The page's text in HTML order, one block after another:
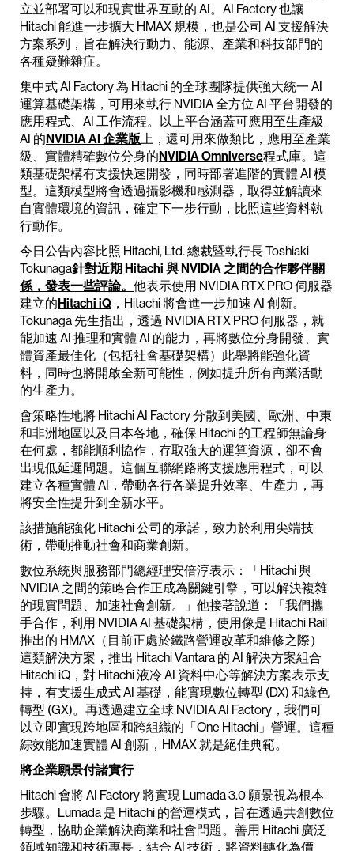
立並部署可以和現實世界互動的 AI。AI Factory 也讓
Hitachi 能進一步擴大 HMAX 規模，也是公司 AI 支援解決
方案系列，旨在解決行動力、能源、產業和科技部門的
各種疑難雜症。
集中式 AI Factory 為 Hitachi 的全球團隊提供強大統一 AI
運算基礎架構，可用來執行 NVIDIA 全方位 AI 平台開發的
應用程式、AI 工作流程。以上平台涵蓋可應用至生產級
AI 的NVIDIA AI 企業版上，還可用來做類比，應用至產業
級、實體精確數位分身的NVIDIA Omniverse程式庫。這
類基礎架構有支援快速開發，同時部署進階的實體 AI 模
型。這類模型將會透過攝影機和感測器，取得並解讀來
自實體環境的資訊，確定下一步行動，比照這些資料執
行動作。
今日公告內容比照 Hitachi, Ltd. 總裁暨執行長 Toshiaki
Tokunaga針對近期 Hitachi 與 NVIDIA 之間的合作夥伴關
係，發表一些評論。 他表示使用 NVIDIA RTX PRO 伺服器
建立的Hitachi iQ ，Hitachi 將會進一步加速 AI 創新。
Tokunaga 先生指出，透過 NVIDIA RTX PRO 伺服器，就
能加速 AI 推理和實體 AI 的能力，再將數位分身開發、實
體資產最佳化（包括社會基礎架構）此舉將能強化資
料，同時也將開啟全新可能性，例如提升所有商業活動
的生產力。
會策略性地將 Hitachi AI Factory 分散到美國、歐洲、中東
和非洲地區以及日本各地，確保 Hitachi 的工程師無論身
在何處，都能順利協作，存取強大的運算資源，卻不會
出現低延遲問題。這個互聯網路將支援應用程式，可以
建立各種實體 AI，帶動各行各業提升效率、生產力，再
將安全性提升到全新水平。
該措施能強化 Hitachi 公司的承諾，致力於利用尖端技
術，帶動推動社會和商業創新。
數位系統與服務部門總經理安倍淳表示：「Hitachi 與
NVIDIA 之間的策略合作正成為關鍵引擎，可以解決複雜
的現實問題、加速社會創新。」他接著說道：「我們攜
手合作，利用 NVIDIA AI 基礎架構，使用像是 Hitachi Rail
推出的 HMAX（目前正處於鐵路營運改革和維修之際）
這類解決方案，推出 Hitachi Vantara 的 AI 解決方案組合
Hitachi iQ，對 Hitachi 液冷 AI 資料中心等解決方案表示支
持，有支援生成式 AI 基礎，能實現數位轉型 (DX) 和綠色
轉型 (GX)。再透過建立全球 NVIDIA AI Factory，我們可
以立即實現跨地區和跨組織的「One Hitachi」營運。這種
綜效能加速實體 AI 創新，HMAX 就是絕佳典範。
將企業願景付諸實行
Hitachi 會將 AI Factory 將實現 Lumada 3.0 願景視為根本
步驟。Lumada 是 Hitachi 的營運模式，旨在透過共創數位
轉型，協助企業解決商業和社會問題。善用 Hitachi 廣泛
領域知識和技術專長，結合 AI 技術，將資料轉化為價